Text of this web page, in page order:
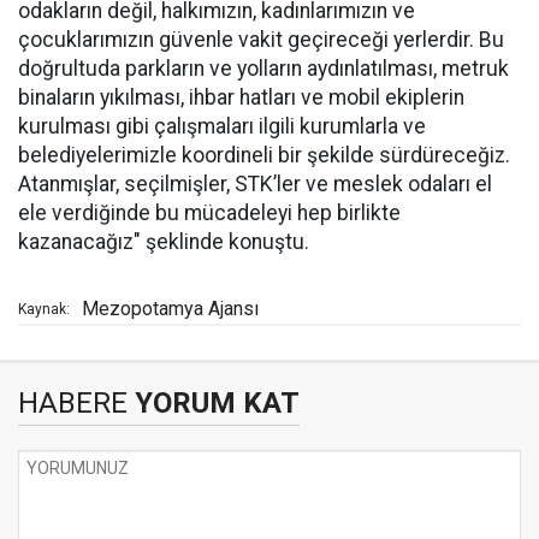
odakların değil, halkımızın, kadınlarımızın ve
çocuklarımızın güvenle vakit geçireceği yerlerdir. Bu
doğrultuda parkların ve yolların aydınlatılması, metruk
binaların yıkılması, ihbar hatları ve mobil ekiplerin
kurulması gibi çalışmaları ilgili kurumlarla ve
belediyelerimizle koordineli bir şekilde sürdüreceğiz.
Atanmışlar, seçilmişler, STK’ler ve meslek odaları el
ele verdiğinde bu mücadeleyi hep birlikte
kazanacağız" şeklinde konuştu.
Kaynak: Mezopotamya Ajansı
HABERE YORUM KAT